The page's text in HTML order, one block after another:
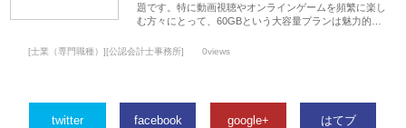
題です。特に動画視聴やオンラインゲームを頻繁に楽し
む方々にとって、60GBという大容量プランは魅力的…
[士業（専門職種）][公認会計士事務所] 0views
twitter facebook google+ はてブ